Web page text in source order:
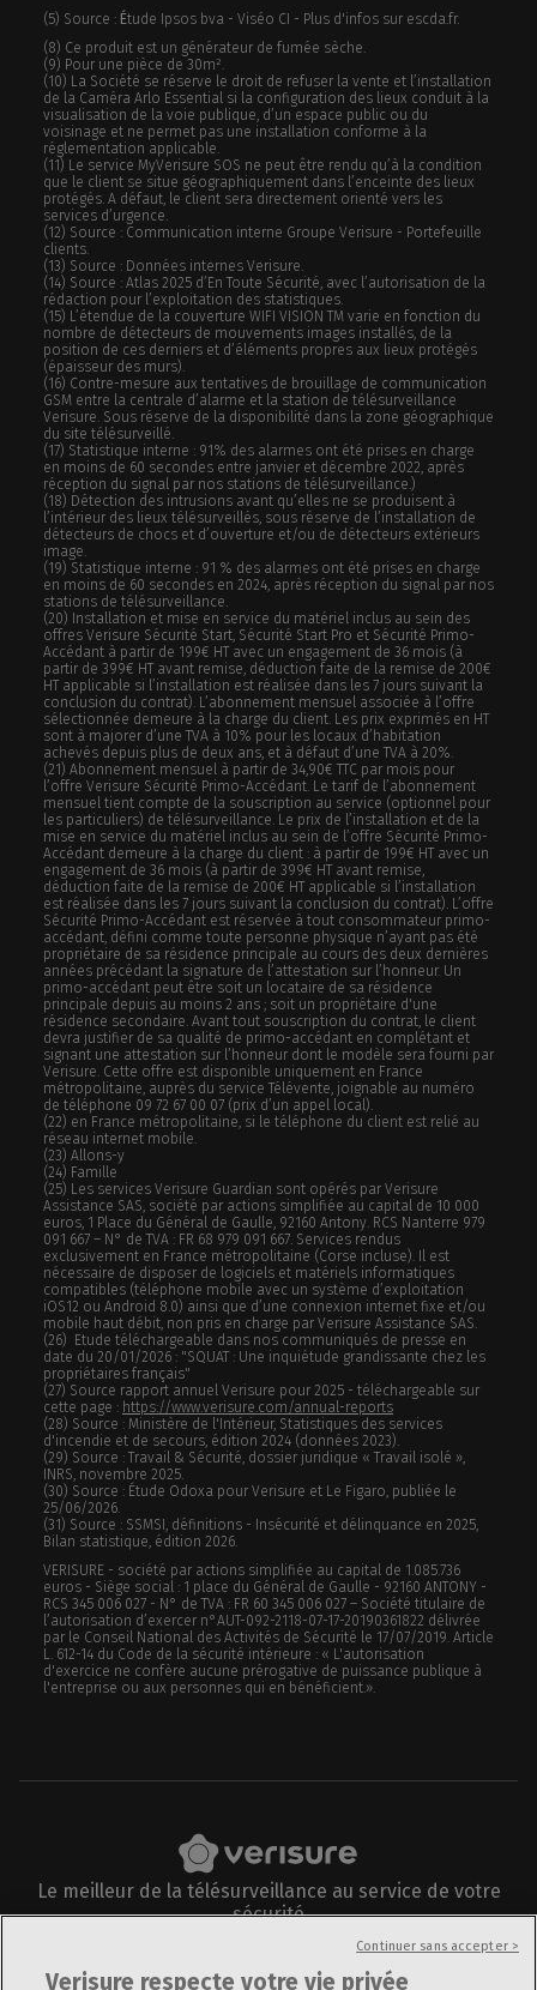
(5) Source : Étude Ipsos bva - Viséo CI - Plus d'infos sur escda.fr.
(8) Ce produit est un générateur de fumée sèche.
(9) Pour une pièce de 30m².
(10) La Société se réserve le droit de refuser la vente et l’installation
de la Caméra Arlo Essential si la configuration des lieux conduit à la
visualisation de la voie publique, d’un espace public ou du
voisinage et ne permet pas une installation conforme à la
réglementation applicable.
(11) Le service MyVerisure SOS ne peut être rendu qu’à la condition
que le client se situe géographiquement dans l’enceinte des lieux
protégés. A défaut, le client sera directement orienté vers les
services d’urgence.
(12) Source : Communication interne Groupe Verisure - Portefeuille
clients.
(13) Source : Données internes Verisure.
(14) Source : Atlas 2025 d’En Toute Sécurité, avec l’autorisation de la
rédaction pour l’exploitation des statistiques.
(15) L’étendue de la couverture WIFI VISION TM varie en fonction du
nombre de détecteurs de mouvements images installés, de la
position de ces derniers et d’éléments propres aux lieux protégés
(épaisseur des murs).
(16) Contre-mesure aux tentatives de brouillage de communication
GSM entre la centrale d’alarme et la station de télésurveillance
Verisure. Sous réserve de la disponibilité dans la zone géographique
du site télésurveillé.
(17) Statistique interne : 91% des alarmes ont été prises en charge
en moins de 60 secondes entre janvier et décembre 2022, après
réception du signal par nos stations de télésurveillance.)
(18) Détection des intrusions avant qu’elles ne se produisent à
l’intérieur des lieux télésurveillés, sous réserve de l’installation de
détecteurs de chocs et d’ouverture et/ou de détecteurs extérieurs
image.
(19) Statistique interne : 91 % des alarmes ont été prises en charge
en moins de 60 secondes en 2024, après réception du signal par nos
stations de télésurveillance.
(20) Installation et mise en service du matériel inclus au sein des
offres Verisure Sécurité Start, Sécurité Start Pro et Sécurité Primo-
Accédant à partir de 199€ HT avec un engagement de 36 mois (à
partir de 399€ HT avant remise, déduction faite de la remise de 200€
HT applicable si l’installation est réalisée dans les 7 jours suivant la
conclusion du contrat). L’abonnement mensuel associée à l’offre
sélectionnée demeure à la charge du client. Les prix exprimés en HT
sont à majorer d’une TVA à 10% pour les locaux d’habitation
achevés depuis plus de deux ans, et à défaut d’une TVA à 20%.
(21) Abonnement mensuel à partir de 34,90€ TTC par mois pour
l’offre Verisure Sécurité Primo-Accédant. Le tarif de l’abonnement
mensuel tient compte de la souscription au service (optionnel pour
les particuliers) de télésurveillance. Le prix de l’installation et de la
mise en service du matériel inclus au sein de l’offre Sécurité Primo-
Accédant demeure à la charge du client : à partir de 199€ HT avec un
engagement de 36 mois (à partir de 399€ HT avant remise,
déduction faite de la remise de 200€ HT applicable si l’installation
est réalisée dans les 7 jours suivant la conclusion du contrat). L’offre
Sécurité Primo-Accédant est réservée à tout consommateur primo-
accédant, défini comme toute personne physique n’ayant pas été
propriétaire de sa résidence principale au cours des deux dernières
années précédant la signature de l’attestation sur l’honneur. Un
primo-accédant peut être soit un locataire de sa résidence
principale depuis au moins 2 ans ; soit un propriétaire d'une
résidence secondaire. Avant tout souscription du contrat, le client
devra justifier de sa qualité de primo-accédant en complétant et
signant une attestation sur l’honneur dont le modèle sera fourni par
Verisure. Cette offre est disponible uniquement en France
métropolitaine, auprès du service Télévente, joignable au numéro
de téléphone 09 72 67 00 07 (prix d’un appel local).
(22) en France métropolitaine, si le téléphone du client est relié au
réseau internet mobile.
(23) Allons-y
(24) Famille
(25) Les services Verisure Guardian sont opérés par Verisure
Assistance SAS, société par actions simplifiée au capital de 10 000
euros, 1 Place du Général de Gaulle, 92160 Antony. RCS Nanterre 979
091 667 – N° de TVA : FR 68 979 091 667. Services rendus
exclusivement en France métropolitaine (Corse incluse). Il est
nécessaire de disposer de logiciels et matériels informatiques
compatibles (téléphone mobile avec un système d’exploitation
iOS12 ou Android 8.0) ainsi que d’une connexion internet fixe et/ou
mobile haut débit, non pris en charge par Verisure Assistance SAS.
(26) Etude téléchargeable dans nos communiqués de presse en
date du 20/01/2026 : "SQUAT : Une inquiétude grandissante chez les
propriétaires français"
(27) Source rapport annuel Verisure pour 2025 - téléchargeable sur
cette page : https://www.verisure.com/annual-reports
(28) Source : Ministère de l'Intérieur, Statistiques des services
d'incendie et de secours, édition 2024 (données 2023).
(29) Source : Travail & Sécurité, dossier juridique « Travail isolé »,
INRS, novembre 2025.
(30) Source : Étude Odoxa pour Verisure et Le Figaro, publiée le
25/06/2026.
(31) Source : SSMSI, définitions - Insécurité et délinquance en 2025,
Bilan statistique, édition 2026.
VERISURE - société par actions simplifiée au capital de 1.085.736
euros - Siège social : 1 place du Général de Gaulle - 92160 ANTONY -
RCS 345 006 027 - N° de TVA : FR 60 345 006 027 – Société titulaire de
l’autorisation d’exercer n°AUT-092-2118-07-17-20190361822 délivrée
par le Conseil National des Activités de Sécurité le 17/07/2019. Article
L. 612-14 du Code de la sécurité intérieure : « L'autorisation
d'exercice ne confère aucune prérogative de puissance publique à
l'entreprise ou aux personnes qui en bénéficient.».
Le meilleur de la télésurveillance au service de votre
sécurité
Verisure respecte votre vie privée
Continuer sans accepter >